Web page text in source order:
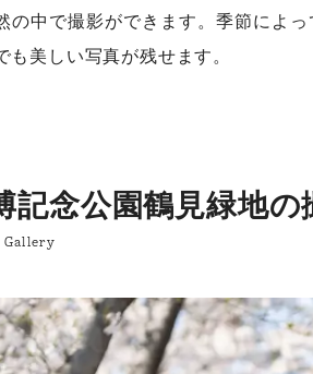
の中で撮影ができます。季節によ
も美しい写真が残せます。
記念公園鶴見緑地の